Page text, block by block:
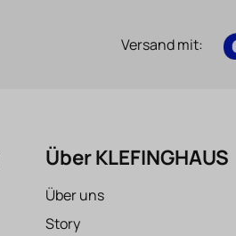
Versand mit:
Über KLEFINGHAUS
Über uns
Story